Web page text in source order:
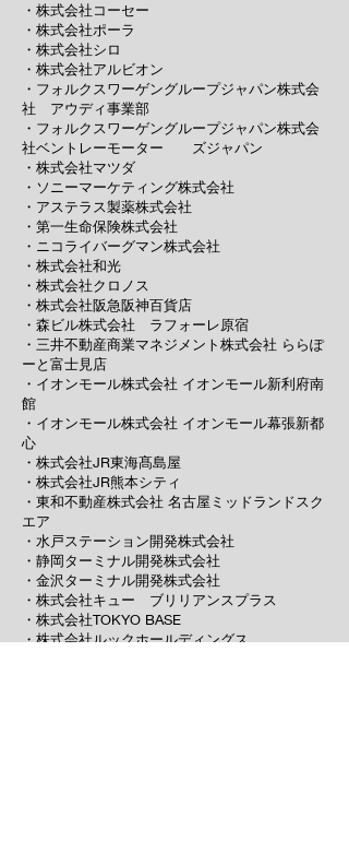
・株式会社コーセー
・株式会社ポーラ
・株式会社シロ
・株式会社アルビオン
・フォルクスワーゲングループジャパン株式会
社 アウディ事業部
・フォルクスワーゲングループジャパン株式会
社ベントレーモーター ズジャパン
・株式会社マツダ
・ソニーマーケティング株式会社
・アステラス製薬株式会社
・第一生命保険​株式会社
・ニコライバーグマン株式会社
・株式会社和光
・株式会社クロノス
・株式会社阪急阪神百貨店
・森ビル株式会社 ラフォーレ原宿
・三井不動産商業マネジメント株式会社 ららぽ
ーと富士見店
・イオンモール株式会社 イオンモール新利府南
館
・イオンモール株式会社 イオンモール幕張新都
心
・株式会社JR東海髙島屋
・株式会社JR熊本シティ
・東和不動産株式会社 名古屋ミッドランドスク
エア
・水戸ステーション開発株式会社
・静岡ターミナル開発株式会社
・金沢ターミナル開発株式会社
・株式会社キュー ブリリアンスプラス
・株式会社TOKYO BASE
・株式会社ルックホールディングス